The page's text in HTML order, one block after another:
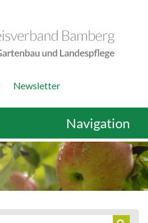
Newsletter
Navigation